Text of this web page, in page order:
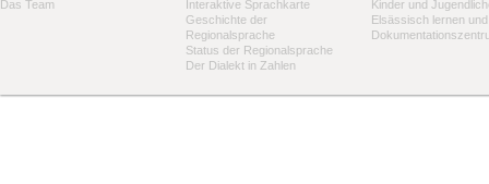
Das Team
Interaktive Sprachkarte
Geschichte der
Regionalsprache
Status der Regionalsprache
Der Dialekt in Zahlen
Kinder und
Elsässisch lernen